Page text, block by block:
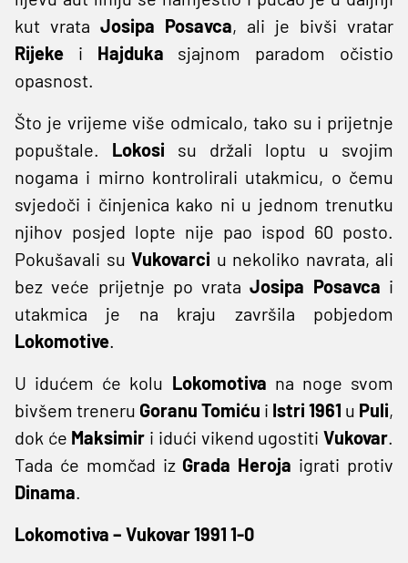
kut vrata Josipa Posavca, ali je bivši vratar
Rijeke i Hajduka sjajnom paradom očistio
opasnost.
Što je vrijeme više odmicalo, tako su i prijetnje
popuštale. Lokosi su držali loptu u svojim
nogama i mirno kontrolirali utakmicu, o čemu
svjedoči i činjenica kako ni u jednom trenutku
njihov posjed lopte nije pao ispod 60 posto.
Pokušavali su Vukovarci u nekoliko navrata, ali
bez veće prijetnje po vrataJosipa Posavca i
utakmica je na kraju završila pobjedom
Lokomotive.
U idućem će kolu Lokomotiva na noge svom
bivšem treneru Goranu Tomiću i Istri 1961 u Puli,
dok će Maksimir i idući vikend ugostitiVukovar.
Tada će momčad iz Grada Heroja igrati protiv
Dinama.
Lokomotiva – Vukovar 1991 1-0